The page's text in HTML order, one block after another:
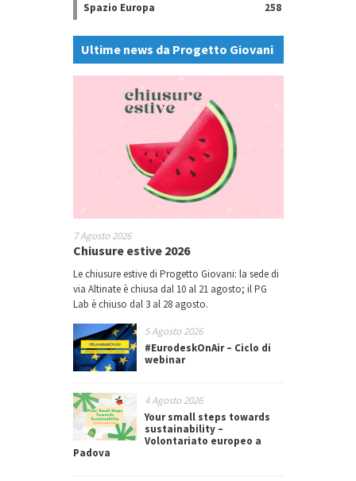
Spazio Europa
258
Ultime news da Progetto Giovani
7 Agosto 2026
Chiusure estive 2026
Le chiusure estive di Progetto Giovani: la sede di
via Altinate è chiusa dal 10 al 21 agosto; il PG
Lab è chiuso dal 3 al 28 agosto.
5 Agosto 2026
#EurodeskOnAir – Ciclo di
webinar
4 Agosto 2026
Your small steps towards
sustainability –
Volontariato europeo a
Padova